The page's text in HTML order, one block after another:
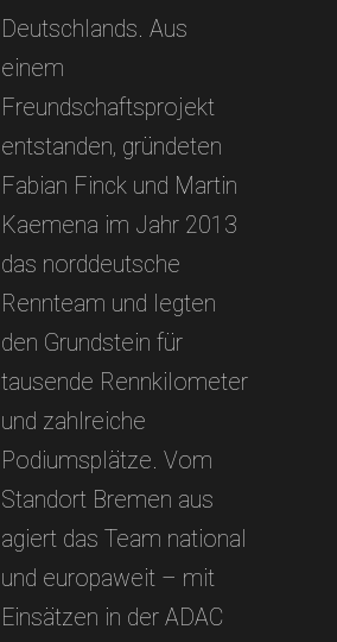
Deutschlands. Aus
einem
Freundschaftsprojekt
entstanden, gründeten
Fabian Finck und Martin
Kaemena im Jahr 2013
das norddeutsche
Rennteam und legten
den Grundstein für
tausende Rennkilometer
und zahlreiche
Podiumsplätze. Vom
Standort Bremen aus
agiert das Team national
und europaweit – mit
Einsätzen in der ADAC